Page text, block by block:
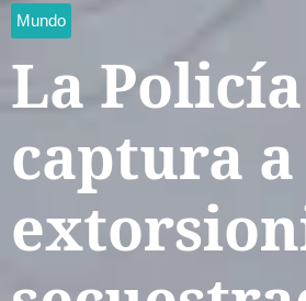
Mundo
La
captura